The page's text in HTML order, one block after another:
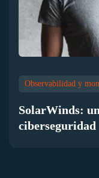
Observabilidad y
SolarWinds:
ciberseguridad